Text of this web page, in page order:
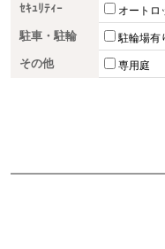
ｾｷｭﾘﾃｨｰ オートロ
駐車・駐輪 駐輪場有
その他 専用庭